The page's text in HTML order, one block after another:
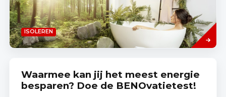
ISOLEREN
Lees
meer
Waarmee kan jij het meest energie
besparen? Doe de BENOvatietest!